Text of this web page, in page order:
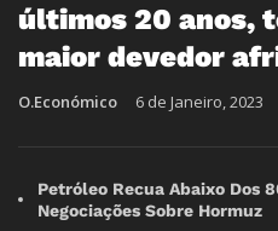
últimos 20 anos,
maior devedor
O.Económico 6 de Janeiro, 2023
Petróleo Recua Abaixo Dos
Negociações Sobre Hormuz